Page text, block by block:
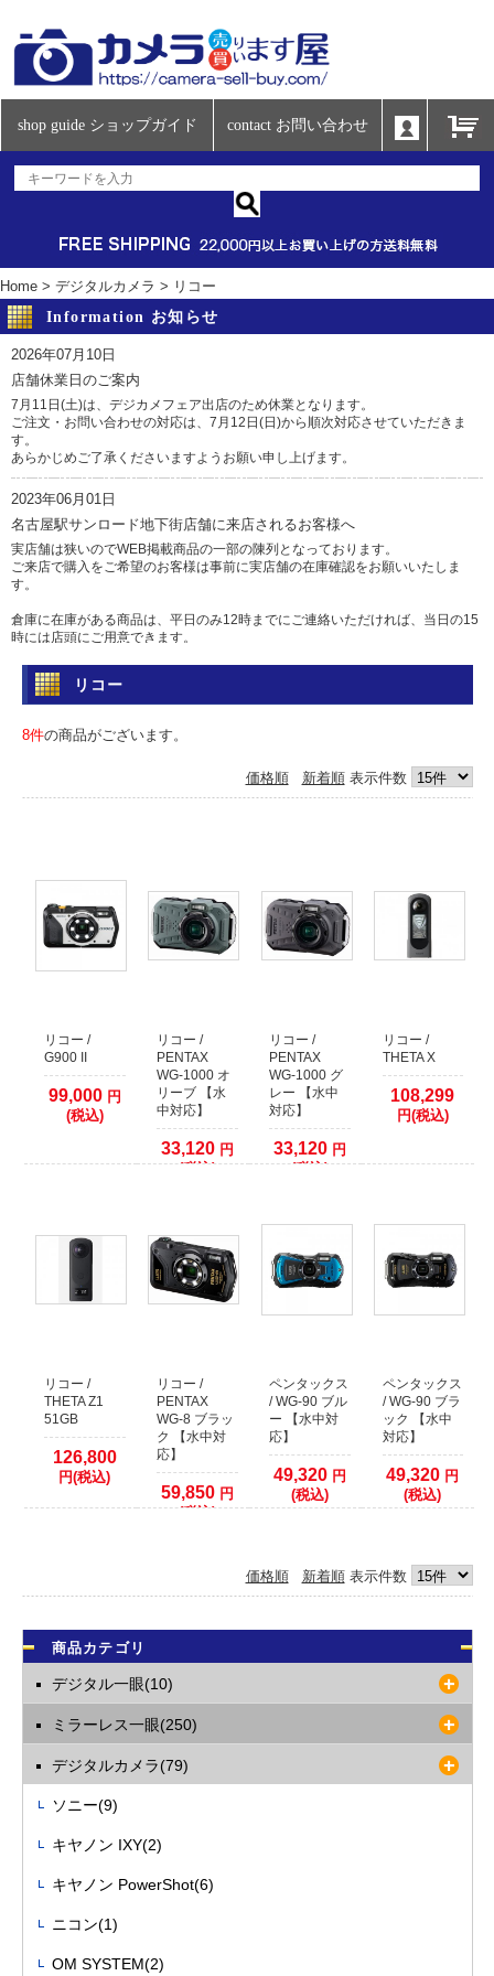
shop guide ショップガイド contact お問い合わせ
Home > デジタルカメラ > リコー
Information お知らせ
2026年07月10日
店舗休業日のご案内
7月11日(土)は、デジカメフェア出店のため休業となります。
ご注文・お問い合わせの対応は、7月12日(日)から順次対応させていただきま
す。
あらかじめご了承くださいますようお願い申し上げます。
2023年06月01日
名古屋駅サンロード地下街店舗に来店されるお客様へ
実店舗は狭いのでWEB掲載商品の一部の陳列となっております。
ご来店で購入をご希望のお客様は事前に実店舗の在庫確認をお願いいたしま
す。
倉庫に在庫がある商品は、平日のみ12時までにご連絡いただければ、当日の15
時には店頭にご用意できます。
土日祝日は倉庫からの出荷を行っていませんのであらかじめご了承ください。
問い合わせ
電話 052-583-7558 Eメール: info@camera-sell-buy.com
カードご利用の方にはご迷惑をおかけいたしますが、ご容赦くださいますよう
お願い申し上げます。
各クレジットカード会社の本人認証サービスをご利用いただいた場合、決済確
認時間を早めることが出来ます。
本人認証サービス以外のクレジット決済に関しましては、従来通り決済をカー
ド会社へ確認してからの発送となります。
1日程度(場合により2、3日以上)出荷までお時間がかかりますので予めご了承く
まして取り扱いを終了いたします。
複数の代金引換注文で合計額が50万円以上になる場合は、同日での発送ができ
ません。発送日をずらしますので納期が余分にかかります。
あらかじめご了承くださいますようお願いいたします。
店頭でのご購入希望のお客様へ
当店の商品は、ほとんどが倉庫で保管しておりますので
WEBサイトで在庫有りとなっておりましても、店頭には無い場合がございま
WEBサイトでご注文をしていない場合には、事前に店舗へご連絡していただき
ますようお願いいたします。
リコー
8件の商品がございます。
価格順 新着順表示件数
リコー /
G900 II
99,000円
(税込)
リコー /
PENTAX
WG-1000 オ
リーブ 【水
中対応】
33,120円
(税込)
リコー /
PENTAX
WG-1000 グ
レー 【水中
対応】
33,120 円
(税込)
リコー /
THETA X
108,299
円(税込)
リコー /
THETA Z1
51GB
126,800
円(税込)
リコー /
PENTAX
WG-8 ブラッ
ク 【水中対
応】
59,850円
(税込)
ペンタックス
/ WG-90 ブル
ー 【水中対
応】
49,320 円
(税込)
ペンタックス
/ WG-90 ブラ
ック 【水中
対応】
49,320 円
(税込)
価格順 新着順表示件数
商品カテゴリ
デジタル一眼(10)
ミラーレス一眼(250)
デジタルカメラ(79)
ソニー(9)
キヤノン IXY(2)
キヤノン PowerShot(6)
ニコン(1)
OM SYSTEM(2)